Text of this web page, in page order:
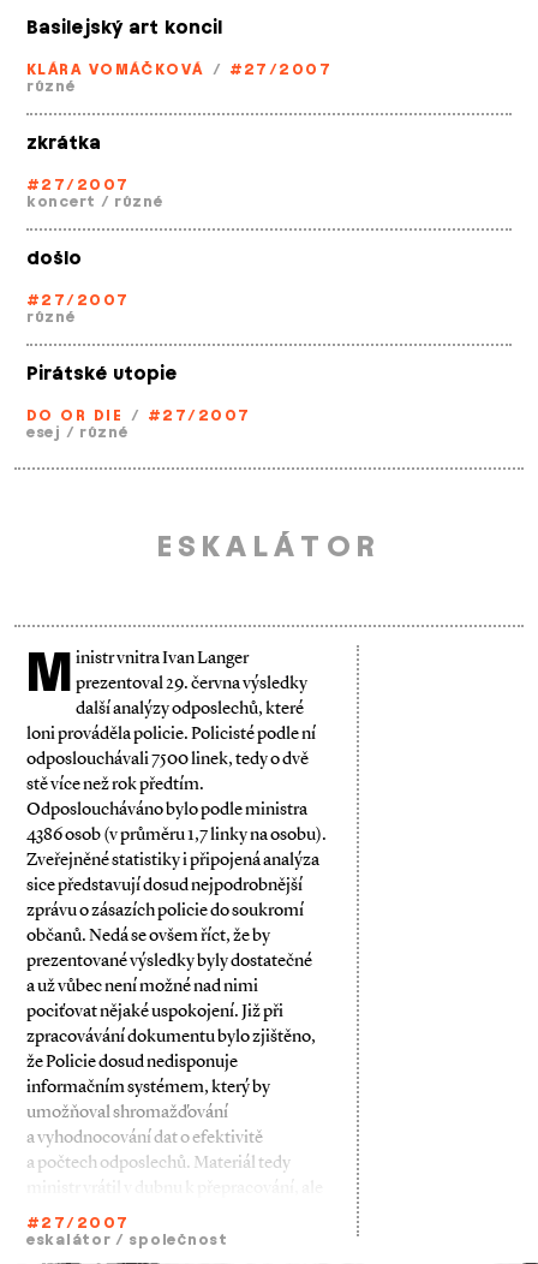
Basilejský art koncil
KLÁRA VOMÁČKOVÁ / #27/2007
různé
zkrátka
#27/2007
koncert / různé
došlo
#27/2007
různé
Pirátské utopie
DO OR DIE / #27/2007
esej / různé
ESKALÁTOR
M
inistr vnitra Ivan Langer
prezentoval 29. června výsledky
další analýzy odposlechů, které
loni prováděla policie. Policisté podle ní
odposlouchávali 7500 linek, tedy o dvě
stě více než rok předtím.
Odposloucháváno bylo podle ministra
4386 osob (v průměru 1,7 linky na osobu).
Zveřejněné statistiky i připojená analýza
sice představují dosud nejpodrobnější
zprávu o zásazích policie do soukromí
občanů. Nedá se ovšem říct, že by
prezentované výsledky byly dostatečné
a už vůbec není možné nad nimi
pociťovat nějaké uspokojení. Již při
zpracovávání dokumentu bylo zjištěno,
že Policie dosud nedisponuje
informačním systémem, který by
umožňoval shromažďování
a vyhodnocování dat o efektivitě
a počtech odposlechů. Materiál tedy
ministr vrátil v dubnu k přepracování, ale
#27/2007
eskalátor / společnost